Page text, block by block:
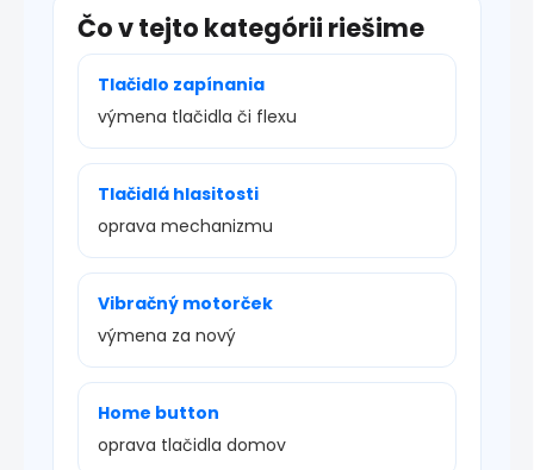
Čo v tejto kategórii riešime
Tlačidlo zapínania
výmena tlačidla či flexu
Tlačidlá hlasitosti
oprava mechanizmu
Vibračný motorček
výmena za nový
Home button
oprava tlačidla domov